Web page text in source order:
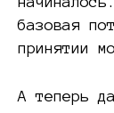
базовая
принятии
А теперь